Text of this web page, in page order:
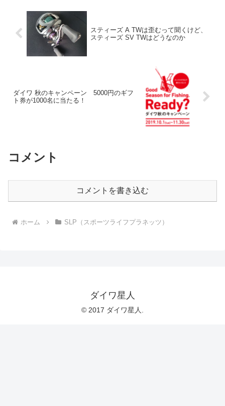
スティーズ A TWは歪むって聞くけど、
スティーズ SV TWはどうなのか
ダイワ 秋のキャンペーン 5000円のギフ
ト券が1000名に当たる！
コメント
コメントを書き込む
ホーム SLP（スポーツライフプラネッツ）
ダイワ星人
© 2017 ダイワ星人.